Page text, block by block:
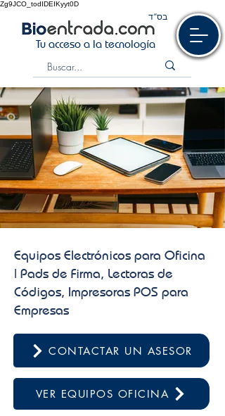
Zg9JCO_todIDEIKyyt0D
Tu acceso a la tecnología
בס“ד
Equipos Electrónicos para Oficina
| Pads de Firma, Lectoras de
Códigos, Impresoras POS para
Empresas
CONTACTAR UN ASESOR
VER EQUIPOS OFICINA